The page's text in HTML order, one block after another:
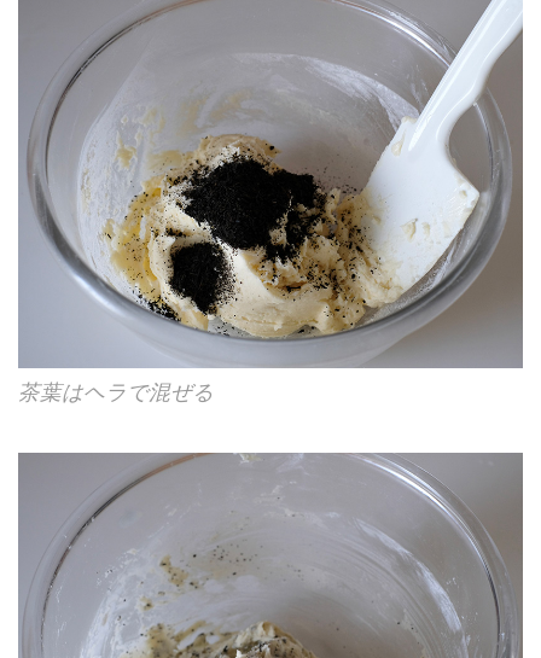
茶葉はヘラで混ぜる